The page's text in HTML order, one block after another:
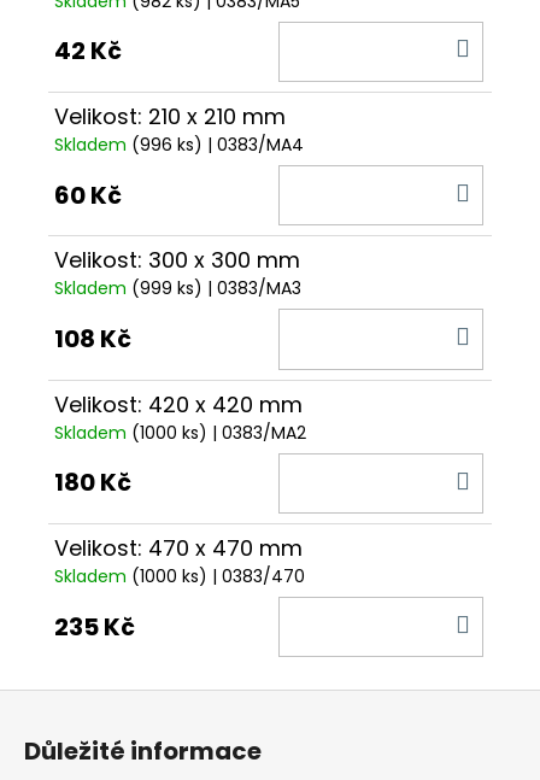
42 Kč
Velikost: 210 x 210 mm
Skladem (996 ks) | 0383/MA4
60 Kč
Velikost: 300 x 300 mm
Skladem (999 ks) | 0383/MA3
108 Kč
Velikost: 420 x 420 mm
Skladem (1000 ks) | 0383/MA2
180 Kč
Velikost: 470 x 470 mm
Skladem (1000 ks) | 0383/470
235 Kč
Důležité informace